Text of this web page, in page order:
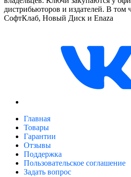
дистрибьюторов и издателей. В том
СофтКлаб, Новый Диск и Enaza
Главная
Товары
Гарантии
Отзывы
Поддержка
Пользовательское соглашение
Задать вопрос